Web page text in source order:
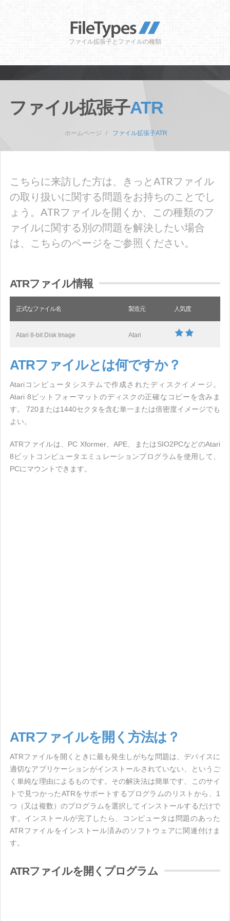
ファイル拡張子とファイルの種類
ファイル拡張子ATR
ホームページ ファイル拡張子ATR
こちらに来訪した方は、きっとATRファイル
の取り扱いに関する問題をお持ちのことでし
ょう。ATRファイルを開くか、この種類のフ
ァイルに関する別の問題を解決したい場合
は、こちらのページをご参照ください。
ATRファイル情報
正式なファイル名 製造元 人気度
Atari 8-bit Disk Image Atari
ATRファイルとは何ですか？
Atariコンピュータシステムで作成されたディスクイメージ。
Atari 8ビットフォーマットのディスクの正確なコピーを含みま
す。 720または1440セクタを含む単一または倍密度イメージでも
よい。
ATRファイルは、PC Xformer、APE、またはSIO2PCなどのAtari
8ビットコンピュータエミュレーションプログラムを使用して、
PCにマウントできます。
ATRファイルを開く方法は？
ATRファイルを開くときに最も発生しがちな問題は、デバイスに
適切なアプリケーションがインストールされていない、というご
く単純な理由によるものです。その解決法は簡単です、このサイ
トで見つかったATRをサポートするプログラムのリストから、1
つ（又は複数）のプログラムを選択してインストールするだけで
す。インストールが完了したら、コンピュータは問題のあった
ATRファイルをインストール済みのソフトウェアに関連付けま
す。
ATRファイルを開くプログラム